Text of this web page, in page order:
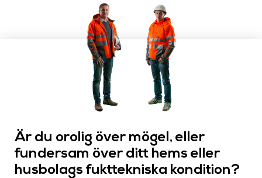
Är du orolig över mögel, eller
fundersam över ditt hems eller
husbolags fukttekniska kondition?